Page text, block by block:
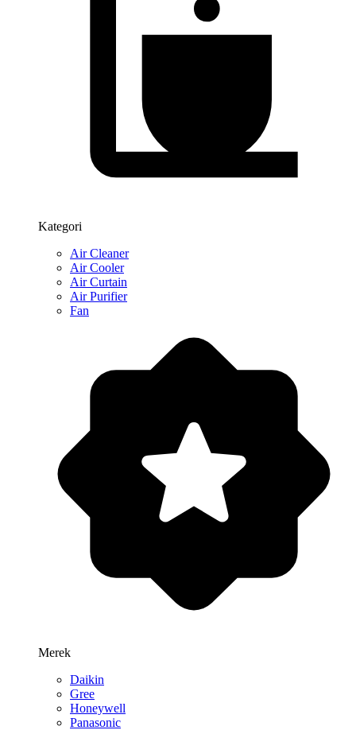
Kategori
Air Cleaner
Air Cooler
Air Curtain
Air Purifier
Fan
Merek
Daikin
Gree
Honeywell
Panasonic